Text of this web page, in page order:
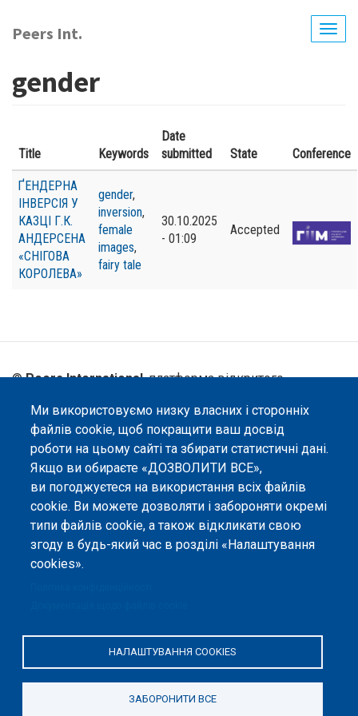
до
основного
Peers Int.
gender
Title Keywords
Date
submitted
State Conference
ҐЕНДЕРНА
ІНВЕРСІЯ У
КАЗЦІ Г.К.
АНДЕРСЕНА
«СНІГОВА
КОРОЛЕВА»
gender,
inversion,
female
images,
fairy tale
30.10.2025
- 01:09
Accepted
Ми використовуємо низку власних і сторонніх
файлів cookie, щоб покращити ваш досвід
роботи на цьому сайті та збирати статистичні дані.
Якщо ви обираєте «ДОЗВОЛИТИ ВСЕ»,
ви погоджуєтеся на використання всіх файлів
cookie. Ви можете дозволяти і забороняти окремі
типи файлів cookie, а також відкликати свою
згоду в будь-який час в розділі «Налаштування
cookies».
НАЛАШТУВАННЯ COOKIES
ЗАБОРОНИТИ ВСЕ
©Peers International, платформа відкритого
cookie
Вміст сайту опубліковано на умовах ліцензії «
Зазначенням Авторства 4.0 Міжнародна», якщо не
вказано інше.
Онлайн-платформа відкритого
рецензування Peers International
була розроблена та підтримується
за сприяння Програми Європейського Союзу Erasmus+ у межах проєкту
OPTIMA (618940-EPP-1-2020-1-UA-EPPKA2-CBHE-JP). Підтримка